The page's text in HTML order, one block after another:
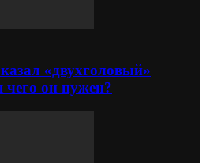
«двухголовый»
чего он нужен?